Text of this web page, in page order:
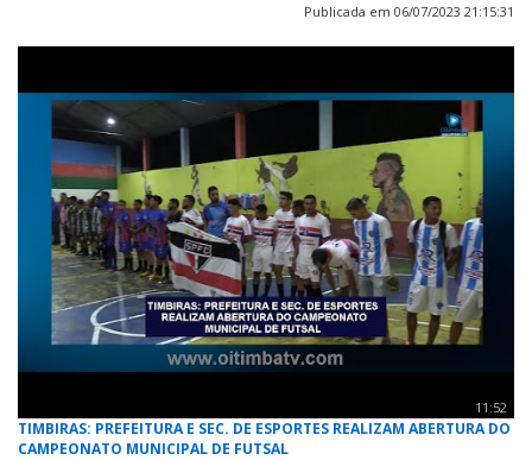
Publicada em 06/07/2023 21:15:31
11:52
TIMBIRAS: PREFEITURA E SEC. DE ESPORTES REALIZAM ABERTURA DO
CAMPEONATO MUNICIPAL DE FUTSAL